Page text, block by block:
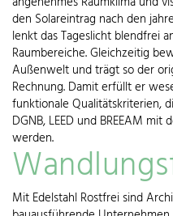
den Solareintrag nach den
lenkt das Tageslicht blendfrei
Raumbereiche. Gleichzeitig
Außenwelt und trägt so der
Rechnung. Damit erfüllt er
funktionale Qualitätskriterien,
DGNB, LEED und BREEAM
werden.
Mit Edelstahl Rostfrei sind